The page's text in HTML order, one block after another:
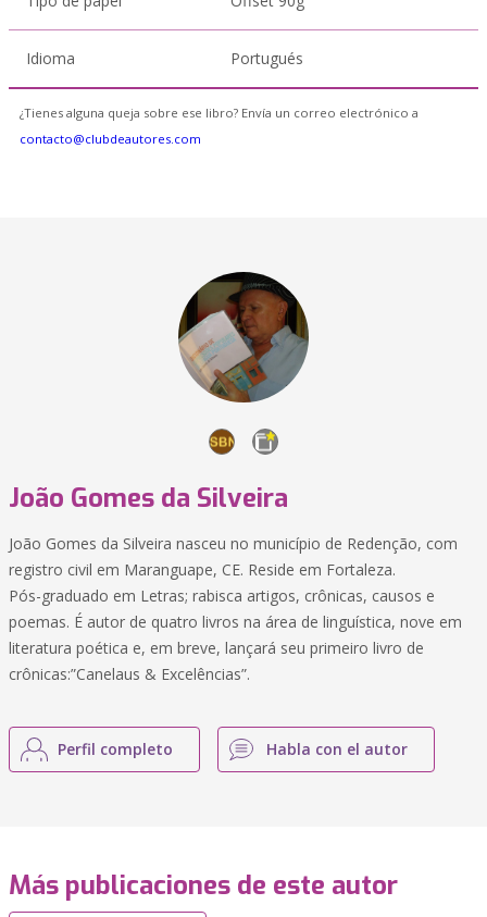
Idioma Portugués
¿Tienes alguna queja sobre ese libro? Envía un correo electrónico a
contacto@clubdeautores.com
João Gomes da Silveira
João Gomes da Silveira nasceu no município de Redenção, com
registro civil em Maranguape, CE. Reside em Fortaleza.
Pós-graduado em Letras; rabisca artigos, crônicas, causos e
poemas. É autor de quatro livros na área de linguística, nove em
literatura poética e, em breve, lançará seu primeiro livro de
crônicas:”Canelaus & Excelências”.
Perfil completo Habla con el autor
Más publicaciones de este autor